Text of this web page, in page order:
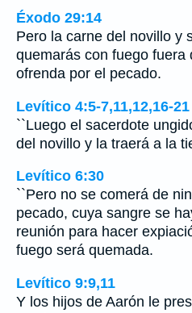
Éxodo 29:14
Pero la carne del novillo y
quemarás con fuego fuera
ofrenda por el pecado.
Levítico 4:5-7,11,12,16-21
``Luego el sacerdote
del novillo y la traerá a la
Levítico 6:30
``Pero no se comerá de
pecado, cuya sangre se
reunión para hacer
fuego será quemada.
Levítico 9:9,11
Y los hijos de Aarón le